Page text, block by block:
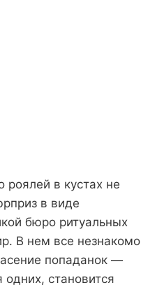
роялей в кустах не
в виде
бюро ритуальных
В нем все незнакомо
попаданок —
становится